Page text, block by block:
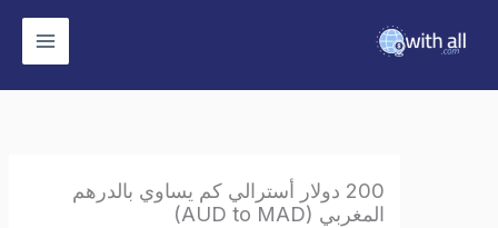
200 دولار أسترالي كم يساوي بالدرهم
المغربي (AUD to MAD)